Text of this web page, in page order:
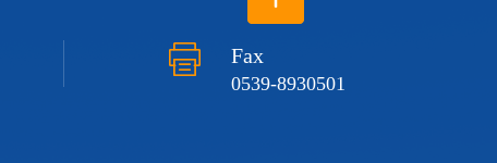
Fax
0539-8930501